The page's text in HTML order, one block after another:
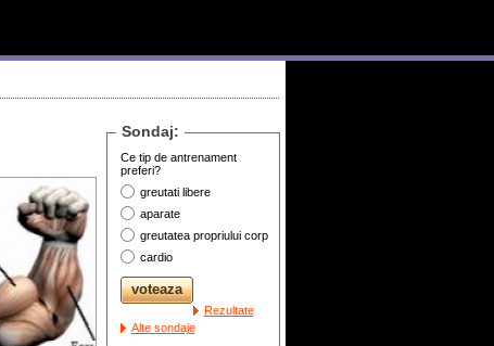
Sondaj:
Ce tip de antrenament
preferi?
greutati libere
aparate
greutatea propriului corp
cardio
Rezultate
Alte sondaje